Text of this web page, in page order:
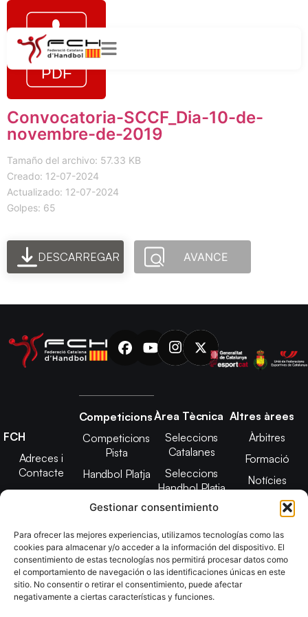
Gestionar consentimiento
Para ofrecer las mejores experiencias, utilizamos tecnologías como las
cookies para almacenar y/o acceder a la información del dispositivo. El
consentimiento de estas tecnologías nos permitirá procesar datos como
el comportamiento de navegación o las identificaciones únicas en este
sitio. No consentir o retirar el consentimiento, puede afectar
negativamente a ciertas características y funciones.
Convocatoria-SCCF_Dia-10-de-
novembre-de-2019
Tamaño del archivo: 57.33 KB
Creado: 12-07-2024
Actualizado: 12-07-2024
Golpes: 65
DESCARREGAR AVANCE
FCH
Adreces i
Contacte
Junta Directiva
2025
Estatuts
Transparència
Imatge
Competicions
Competicions
Pista
Handbol Platja
Àrea Tècnica
Seleccions
Catalanes
Seleccions
Handbol Platja
Tecnificació
CATH
Promoció
Altres àrees
Àrbitres
Formació
Notícies
Adreces de
contacte